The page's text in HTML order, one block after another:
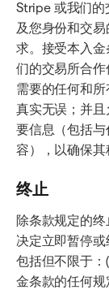
Stripe 或我们的
及您身份和交
求。接受本入
们的交易所合
需要的任何和
真实无误；并
要信息（包括
容），以确保其
终止
除条款规定的
决定立即暂停
包括但不限于
金条款的任何